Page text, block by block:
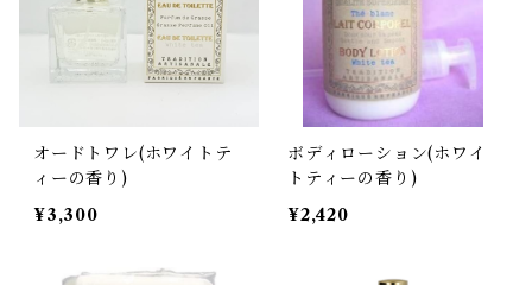
オードトワレ(ホワイトテ
ィーの香り)
¥3,300
ボディローション(ホワイ
トティーの香り)
¥2,420